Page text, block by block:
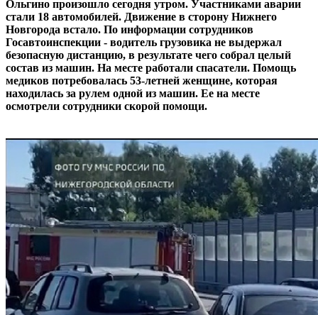
Ольгино произошло сегодня утром. Участниками аварии
стали 18 автомобилей. Движение в сторону Нижнего
Новгорода встало. По информации сотрудников
Госавтоинспекции - водитель грузовика не выдержал
безопасную дистанцию, в результате чего собрал целый
состав из машин. На месте работали спасатели. Помощь
медиков потребовалась 53-летней женщине, которая
находилась за рулем одной из машин. Ее на месте
осмотрели сотрудники скорой помощи.